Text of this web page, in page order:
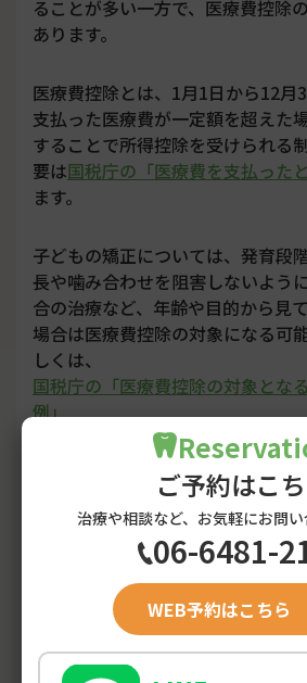
ることが多い一方で、医療費控除
あります。
医療費控除とは、1月1日から12月
支払った医療費が一定額を超えた
することで所得控除を受けられる
要は国税庁の「医療費を支払ったと
ます。
子どもの矯正については、発育段
長や噛み合わせを阻害しないよう
合の治療など、年齢や目的から見
場合は医療費控除の対象になる可
しくは、
国税庁の「医療費控除の対象とな
例」
を確認してください。
一方で、見た目を美しくすること
正は、医療費控除の対象外となる
小児矯正で医療費控除を利用した
が分かるように、領収書や診断内
ご予約はこ
治療や相談など、お気軽にお問
06-6481-
WEB予約はこちら